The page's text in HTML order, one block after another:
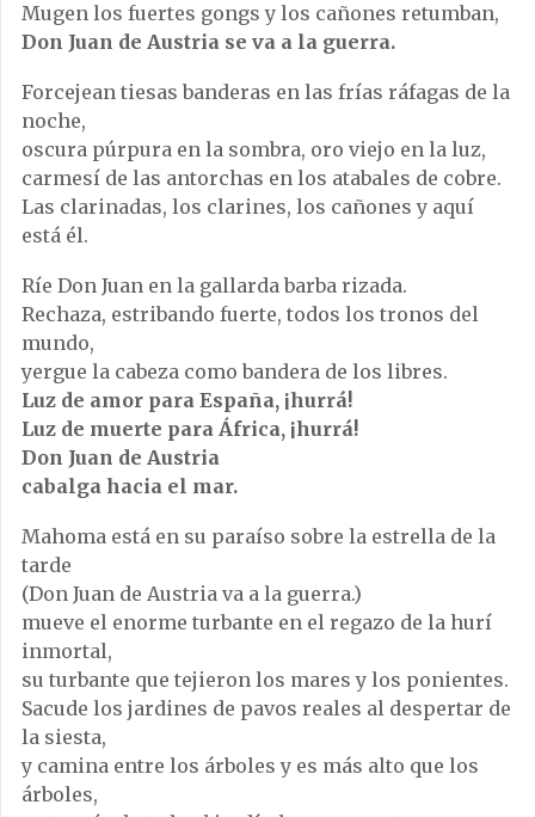
Mugen los fuertes gongs y los cañones retumban,
Don Juan de Austria se va a la guerra.
Forcejean tiesas banderas en las frías ráfagas de la
noche,
oscura púrpura en la sombra, oro viejo en la luz,
carmesí de las antorchas en los atabales de cobre.
Las clarinadas, los clarines, los cañones y aquí
está él.
Ríe Don Juan en la gallarda barba rizada.
Rechaza, estribando fuerte, todos los tronos del
mundo,
yergue la cabeza como bandera de los libres.
Luz de amor para España, ¡hurrá!
Luz de muerte para África, ¡hurrá!
Don Juan de Austria
cabalga hacia el mar.
Mahoma está en su paraíso sobre la estrella de la
tarde
(Don Juan de Austria va a la guerra.)
mueve el enorme turbante en el regazo de la hurí
inmortal,
su turbante que tejieron los mares y los ponientes.
Sacude los jardines de pavos reales al despertar de
la siesta,
y camina entre los árboles y es más alto que los
árboles,